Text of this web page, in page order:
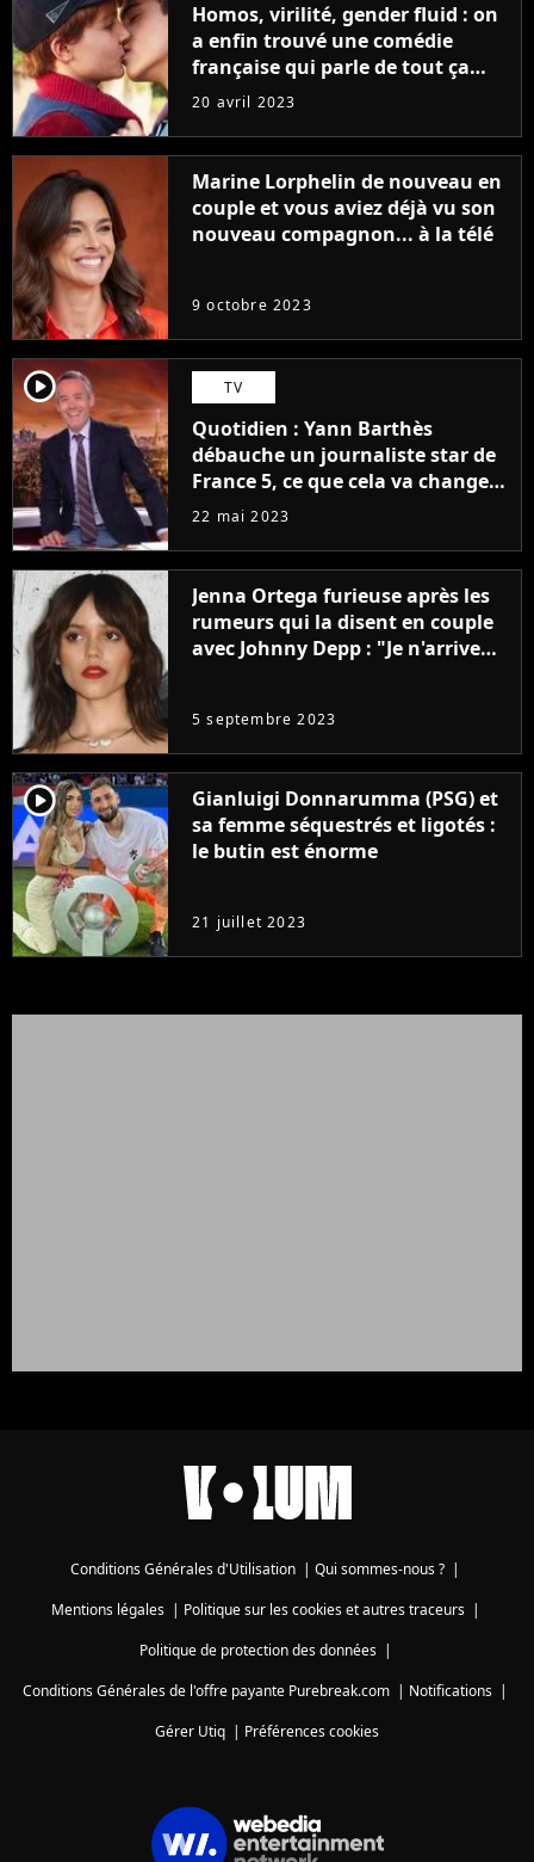
Homos, virilité, gender fluid : on
a enfin trouvé une comédie
française qui parle de tout ça
sans être super ringarde
20 avril 2023
Marine Lorphelin de nouveau en
couple et vous aviez déjà vu son
nouveau compagnon... à la télé
9 octobre 2023
player2 TV
Quotidien : Yann Barthès
débauche un journaliste star de
France 5, ce que cela va changer
à la rentrée
22 mai 2023
Jenna Ortega furieuse après les
rumeurs qui la disent en couple
avec Johnny Depp : "Je n'arrive
5 septembre 2023
player2
Gianluigi Donnarumma (PSG) et
sa femme séquestrés et ligotés :
le butin est énorme
21 juillet 2023
Conditions Générales d'Utilisation | Qui sommes-nous ? |
Mentions légales| Politique sur les cookies et autres traceurs|
Politique de protection des données|
Conditions Générales de l'offre payante Purebreak.com | Notifications |
Gérer Utiq | Préférences cookies